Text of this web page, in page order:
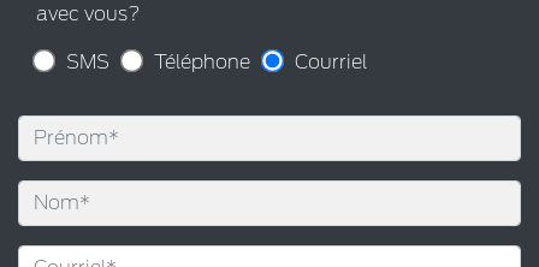
avec vous?
SMS Téléphone Courriel